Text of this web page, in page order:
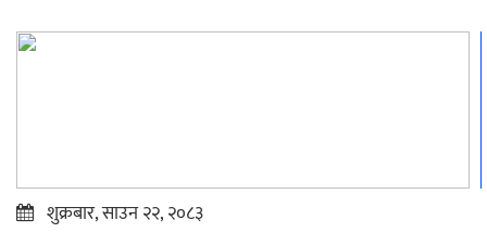
शुक्रबार, साउन २२, २०८३